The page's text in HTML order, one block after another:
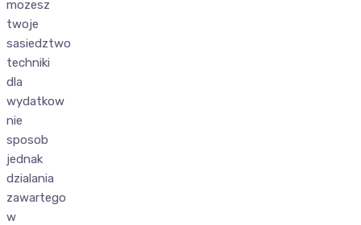
mozesz
twoje
sasiedztwo
techniki
dla
wydatkow
nie
sposob
jednak
dzialania
zawartego
w